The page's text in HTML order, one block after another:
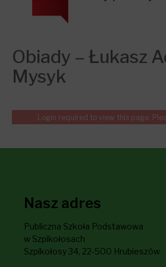
Obiady – Łukasz
Mysyk
Login required to view this page.
Nasz adres
Publiczna Szkoła Podstawowa
w Szpikołosach
Szpikołosy 34, 22-500 Hrubieszów